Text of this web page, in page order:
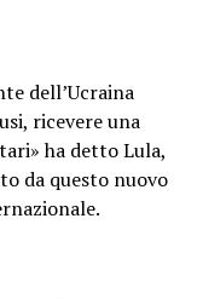
dell’Ucraina
ricevere una
ha detto Lula,
da questo nuovo